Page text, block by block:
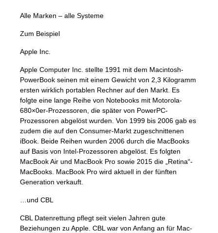
Alle Marken – alle Systeme
Zum Beispiel
Apple Inc.
Apple Computer Inc. stellte 1991 mit dem Macintosh-
PowerBook seinen mit einem Gewicht von 2,3 Kilogramm
ersten wirklich portablen Rechner auf den Markt. Es
folgte eine lange Reihe von Notebooks mit Motorola-
680×0er-Prozessoren, die später von PowerPC-
Prozessoren abgelöst wurden. Von 1999 bis 2006 gab es
zudem die auf den Consumer-Markt zugeschnittenen
iBook. Beide Reihen wurden 2006 durch die MacBooks
auf Basis von Intel-Prozessoren abgelöst. Es folgten
MacBook Air und MacBook Pro sowie 2015 die „Retina“-
MacBooks. MacBook Pro wird aktuell in der fünften
Generation verkauft.
…und CBL
CBL Datenrettung pflegt seit vielen Jahren gute
Beziehungen zu Apple. CBL war von Anfang an für Mac-